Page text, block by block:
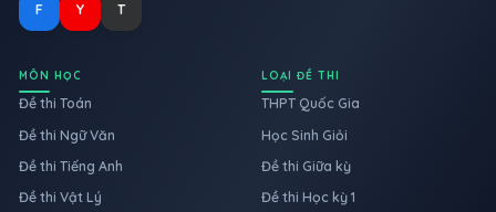
F Y T
MÔN HỌC
Đề thi Toán
Đề thi Ngữ Văn
Đề thi Tiếng Anh
Đề thi Vật Lý
LOẠI ĐỀ THI
THPT Quốc Gia
Học Sinh Giỏi
Đề thi Giữa kỳ
Đề thi Học kỳ 1